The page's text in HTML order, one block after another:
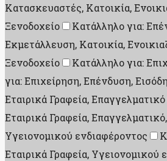
Κατασκευαστές, Κατοικία,
Ξενοδοχείο
Κατάλληλο για:
Εκμετάλλευση, Κατοικία,
Ξενοδοχείο
Κατάλληλο για:
για: Επιχείρηση, Επένδυση,
Εταιρικά Γραφεία, Επαγγελματικό
Εταιρικά Γραφεία,
Υγειονομικού ενδιαφέροντος
Εταιρικά Γραφεία, Υγειονομικού